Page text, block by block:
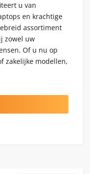
u van
en krachtige
assortiment
zowel uw
Of u nu op
zakelijke modellen,